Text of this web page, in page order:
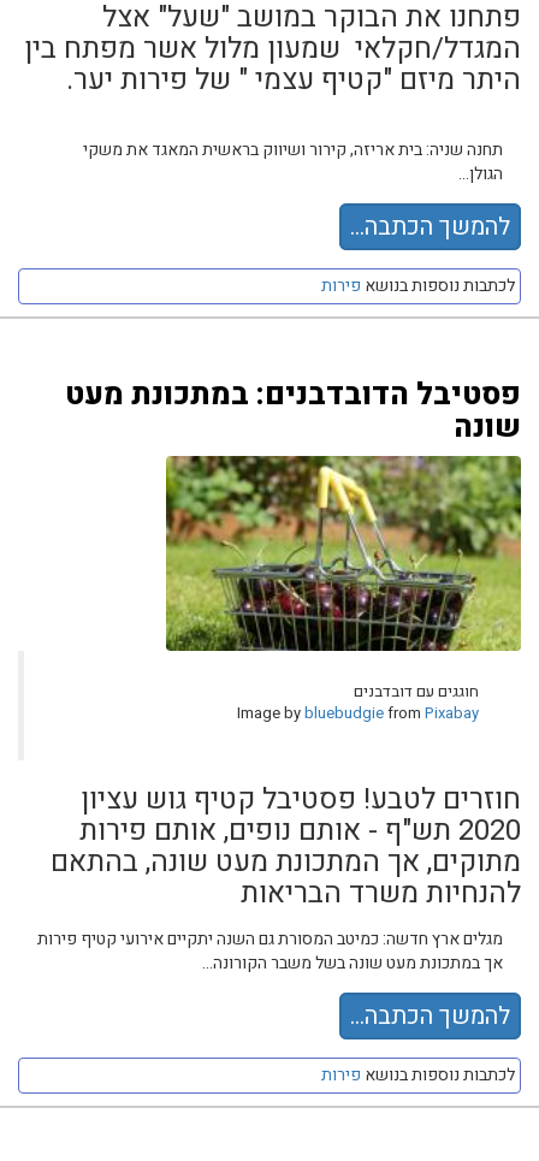
פתחנו את הבוקר במושב "שעל" אצל
המגדל/חקלאי שמעון מלול אשר מפתח בין
היתר מיזם "קטיף עצמי " של פירות יער.
תחנה שניה: בית אריזה, קירור ושיווק בראשית המאגד את משקי
הגולן...
להמשך הכתבה...
לכתבות נוספות בנושא פירות
פסטיבל הדובדבנים: במתכונת מעט
שונה
חוגגים עם דובדבנים
Image bybluebudgiefrom Pixabay
חוזרים לטבע! פסטיבל קטיף גוש עציון
2020 תש"ף - אותם נופים, אותם פירות
מתוקים, אך המתכונת מעט שונה, בהתאם
להנחיות משרד הבריאות
מגלים ארץ חדשה: כמיטב המסורת גם השנה יתקיים אירועי קטיף פירות
אך במתכונת מעט שונה בשל משבר הקורונה...
להמשך הכתבה...
לכתבות נוספות בנושא פירות